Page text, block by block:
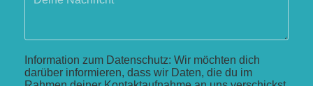
Information zum Datenschutz: Wir möchten dich
darüber informieren, dass wir Daten, die du im